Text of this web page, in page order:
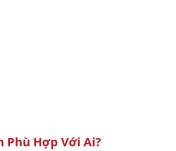
Phù Hợp Với Ai?